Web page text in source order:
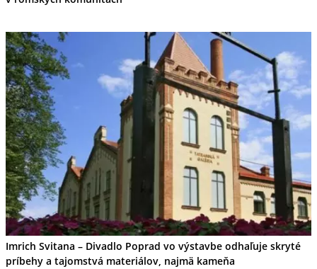
Imrich Svitana – Divadlo Poprad vo výstavbe odhaľuje skryté
príbehy a tajomstvá materiálov, najmä kameňa